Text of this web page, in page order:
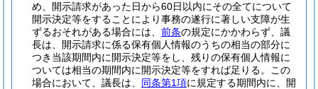
め、開示請求があった日から60日以内にその全てについて
開示決定等をすることにより事務の遂行に著しい支障が生
ずるおそれがある場合には、 前条の規定にかかわらず、議
長は、開示請求に係る保有個人情報のうちの相当の部分に
つき当該期間内に開示決定等をし、残りの保有個人情報に
ついては相当の期間内に開示決定等をすれば足りる。
この
場合において、議長は、 同条第1項に規定する期間内に、開